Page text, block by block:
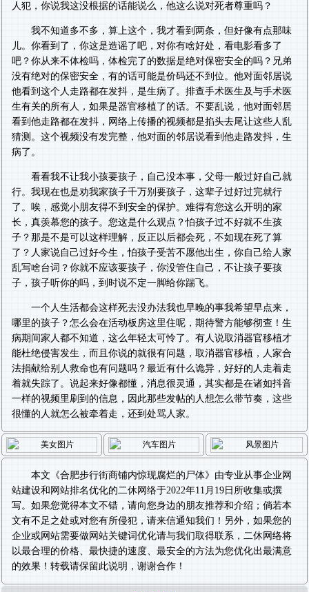
人犯，你说我这没根据的话能说么，他这么说对死者尊重吗？
我不知道多不多，算上这个，我才看到两条，但好像有点那味
儿。你看到了，你这是造谣了吧，对你有啥好处，看电影看多了
吧？你从来不体检吗，体检完了的数据是绝对保密安全的吗？兄弟
没有绝对的保密安全，有的话可能是价码还不到位。他对面邻居说
他看到这个人走路都在发抖，是生病了。排查手术医生及与手术医
生有关的所有人，如果是器官移植了的话。不要乱说，他对面邻居
看到他走路都在发抖，网络上传播的视频都是掐头去尾让这些人乱
猜测。这个视频没有发完整，他对面的邻居说看到他走路发抖，生
病了。
看看我不让我小孩要孩子，自己没本事，父母一般过好自己就
行。我现在也是劝我家孩子千万别要孩子，这辈子过好过完就行
了。唉，感觉小朋友得不到安全的保护。难得有您这么开明的家
长，真羡慕您的孩子。您这是什么观点？怕孩子过不好就不生孩
子？那是不是可以这样理解，反正以后都会死，不如现在死了算
了？人家说自己过好今生，怕孩子受苦不愿他出生，你自己给人家
乱写啥台词？你就不应该要孩子，你没管住自己，不让孩子要孩
子，孩子听你的吗，到时说不定一脚给你踹飞。
一个人生活都会这样死去没办法我也早晚的事我希望早点来，
哪里的孩子？怎么会在活动板房这里住呢，期待警方能够彻查！生
病期间家人都不知道，这么年轻太可怜了。有人说取消器官移植才
能杜绝侵害发生，而且你说的就很有问题，取消器官移植，人家合
法捐献给别人救命也有问题吗？最近有什么诡异，好好的人走着走
着就失踪了。说起来好像都懂，消息很灵通，其实都是在诸如抖音
一样的视频里刷到的信息，因此那些发帖的人想怎么带节奏，这些
很懂的人就怎么被牵着走，还到处骂人家。
本文《合肥步行街商铺内惊现腐烂的尸体》由专业从事企业网
站建设和 网站排名优化的二休网络于2022年11月19日所收集或撰
写。如果您觉得本文不错，请向您身边的朋友推荐和介绍；倘若本
文有不足之处或对您有所侵犯，请来信通知我们！另外，如果您的
企业或网站需要做网站关键词优化请与我们取得联系，二休网络将
以最合理的价格、最快捷的速度、最安全的方法为您优化出最满意
的效果！转载请保留此说明，谢谢合作！